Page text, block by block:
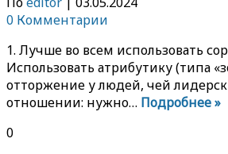
0 Комментарии
1. Лучше во всем использовать
Использовать атрибутику (типа
отторжение у людей, чей
отношении: нужно… Подробнее »
0